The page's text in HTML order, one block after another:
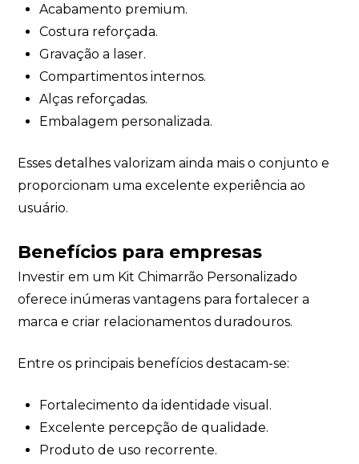
Acabamento premium.
Costura reforçada.
Gravação a laser.
Compartimentos internos.
Alças reforçadas.
Embalagem personalizada.
Esses detalhes valorizam ainda mais o conjunto e
proporcionam uma excelente experiência ao
usuário.
Benefícios para empresas
Investir em um Kit Chimarrão Personalizado
oferece inúmeras vantagens para fortalecer a
marca e criar relacionamentos duradouros.
Entre os principais benefícios destacam-se:
Fortalecimento da identidade visual.
Excelente percepção de qualidade.
Produto de uso recorrente.